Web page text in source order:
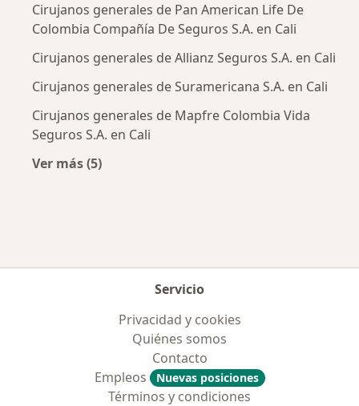
Cirujanos generales de Pan American Life De
Colombia Compañía De Seguros S.A. en Cali
Cirujanos generales de Allianz Seguros S.A. en Cali
Cirujanos generales de Suramericana S.A. en Cali
Cirujanos generales de Mapfre Colombia Vida
Seguros S.A. en Cali
Ver más (5)
Servicio
Privacidad y cookies
Quiénes somos
Contacto
Empleos
Nuevas posiciones
Términos y condiciones